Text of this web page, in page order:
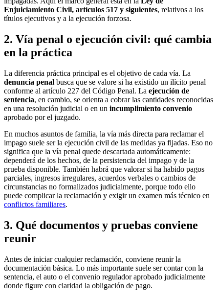
Enjuiciamiento Civil, artículos 517 y siguientes, relativos a los
títulos ejecutivos y a la ejecución forzosa.
2. Vía penal o ejecución civil: qué cambia
en la práctica
La diferencia práctica principal es el objetivo de cada vía. La
denuncia penal busca que se valore si ha existido un ilícito penal
conforme al artículo 227 del Código Penal. La ejecución de
sentencia, en cambio, se orienta a cobrar las cantidades reconocidas
en una resolución judicial o en un incumplimiento convenio
aprobado por el juzgado.
En muchos asuntos de familia, la vía más directa para reclamar el
impago suele ser la ejecución civil de las medidas ya fijadas. Eso no
significa que la vía penal quede descartada automáticamente:
dependerá de los hechos, de la persistencia del impago y de la
prueba disponible. También habrá que valorar si ha habido pagos
parciales, ingresos irregulares, acuerdos verbales o cambios de
circunstancias no formalizados judicialmente, porque todo ello
puede complicar la reclamación y exigir un examen más técnico en
conflictos familiares.
3. Qué documentos y pruebas conviene
reunir
Antes de iniciar cualquier reclamación, conviene reunir la
documentación básica. Lo más importante suele ser contar con la
sentencia, el auto o el convenio regulador aprobado judicialmente
donde figure con claridad la obligación de pago.